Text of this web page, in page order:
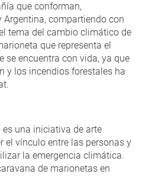
que conforman,
compartiendo con
tema del cambio climático de
que representa el
se encuentra con vida, ya que
y los incendios forestales ha
es una iniciativa de arte
el vínculo entre las personas y
la emergencia climática.
de marionetas en